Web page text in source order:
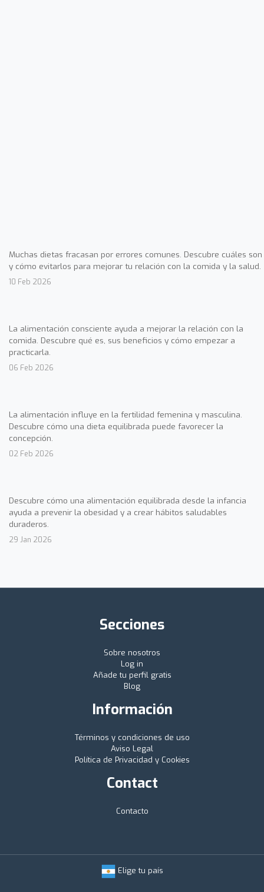
Muchas dietas fracasan por errores comunes. Descubre cuáles son
y cómo evitarlos para mejorar tu relación con la comida y la salud.
10 Feb 2026
La alimentación consciente ayuda a mejorar la relación con la
comida. Descubre qué es, sus beneficios y cómo empezar a
practicarla.
06 Feb 2026
La alimentación influye en la fertilidad femenina y masculina.
Descubre cómo una dieta equilibrada puede favorecer la
concepción.
02 Feb 2026
Descubre cómo una alimentación equilibrada desde la infancia
ayuda a prevenir la obesidad y a crear hábitos saludables
duraderos.
29 Jan 2026
Secciones
Sobre nosotros
Log in
Añade tu perfil gratis
Blog
Información
Términos y condiciones de uso
Aviso Legal
Política de Privacidad y Cookies
Contact
Contacto
Elige tu país